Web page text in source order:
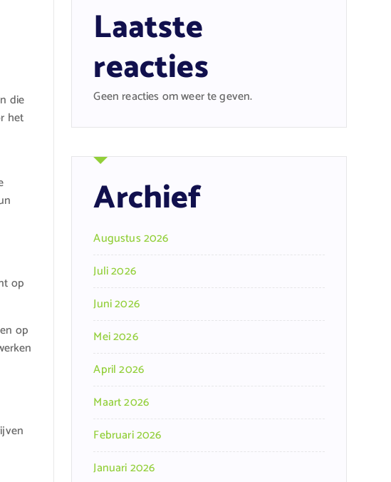
die
het
op
op
Laatste
reacties
Geen reacties om weer te geven.
Archief
Augustus 2026
Juli 2026
Juni 2026
Mei 2026
April 2026
Maart 2026
Februari 2026
Januari 2026